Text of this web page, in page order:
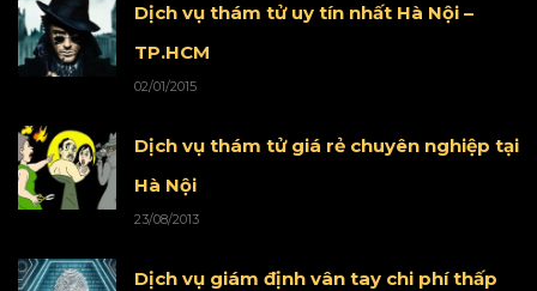
Dịch vụ thám tử uy tín nhất Hà Nội –
TP.HCM
02/01/2015
Dịch vụ thám tử giá rẻ chuyên nghiệp tại
Hà Nội
23/08/2013
Dịch vụ giám định vân tay chi phí thấp